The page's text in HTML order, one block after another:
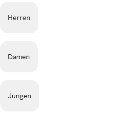
Herren
Damen
Jungen